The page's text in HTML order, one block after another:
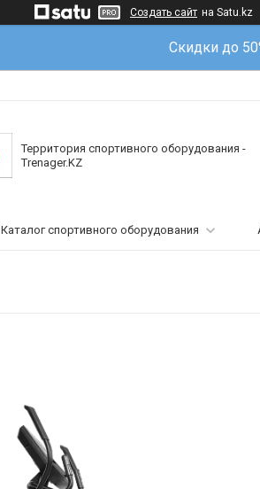
Создать сайт на Satu.kz
Скидки до
Территория спортивного оборудования -
Trenager.KZ
Каталог спортивного оборудования